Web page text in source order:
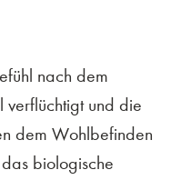
nach dem
verflüchtigt und die
dem Wohlbefinden
biologische